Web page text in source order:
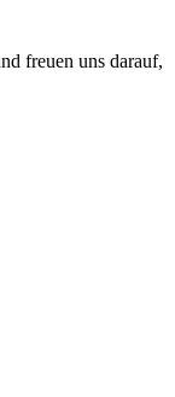
freuen uns darauf,